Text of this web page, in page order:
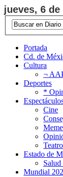
jueves, 6 de
Portada
Cd. de
Cultura
¬
Deportes
*
Cine
Teatro
Estado de
Mundial